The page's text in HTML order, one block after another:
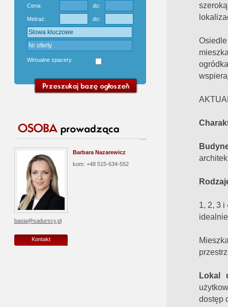
Cena: do:
Metraż: do:
Wirtualne spacery
Barbara Nazarewicz
kom: +48 515-634-552
basia@sadurscy.pl
Kontakt
1, 2, 3
Lokal
dostęp